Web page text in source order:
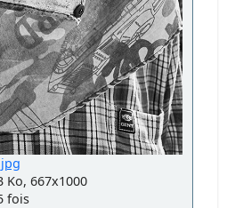
Ko, 667x1000
fois